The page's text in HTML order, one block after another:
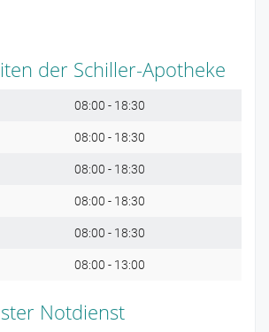
der Schiller-Apotheke
08:00 - 18:30
08:00 - 18:30
08:00 - 18:30
08:00 - 18:30
08:00 - 18:30
08:00 - 13:00
Notdienst